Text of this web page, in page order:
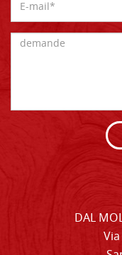
DAL